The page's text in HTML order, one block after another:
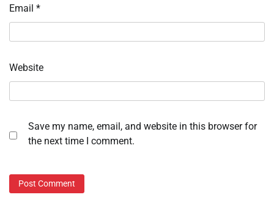
Email *
Website
Save my name, email, and website in this browser for
the next time I comment.